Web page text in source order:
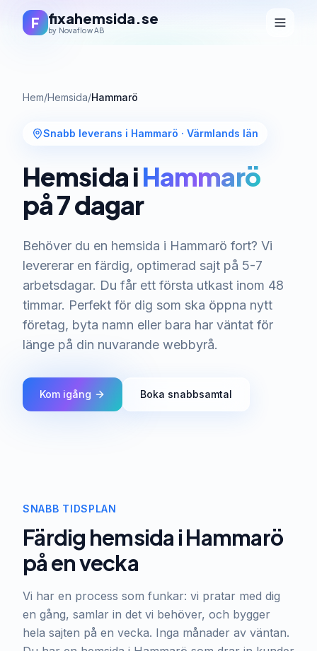
F fixahemsida.se
by Novaflow AB
Hem/Hemsida/Hammarö
Snabb leverans i Hammarö · Värmlands län
Hemsida iHammarö
på 7 dagar
Behöver du en hemsida i Hammarö fort? Vi
levererar en färdig, optimerad sajt på 5-7
arbetsdagar. Du får ett första utkast inom 48
timmar. Perfekt för dig som ska öppna nytt
företag, byta namn eller bara har väntat för
länge på din nuvarande webbyrå.
Kom igång Boka snabbsamtal
SNABB TIDSPLAN
Färdig hemsida i Hammarö
på en vecka
Vi har en process som funkar: vi pratar med dig
en gång, samlar in det vi behöver, och bygger
hela sajten på en vecka. Inga månader av väntan.